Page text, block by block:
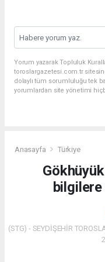
Yorum yazarak Topluluk
toroslargazetesi.com.tr
dolaylı tüm sorumluluğu tek
yorumlardan site yönetimi
Anasayfa Türkiye
bilgilere
(STG) - SEYDİŞEHİR